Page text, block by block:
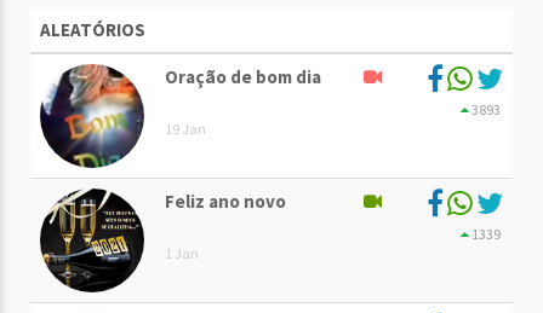
ALEATÓRIOS
Oração de bom dia
19 Jan
3893
Feliz ano novo
1 Jan
1339